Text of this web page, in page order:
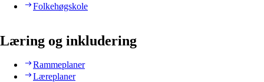
Folkehøgskole
Læring og inkludering
Rammeplaner
Læreplaner